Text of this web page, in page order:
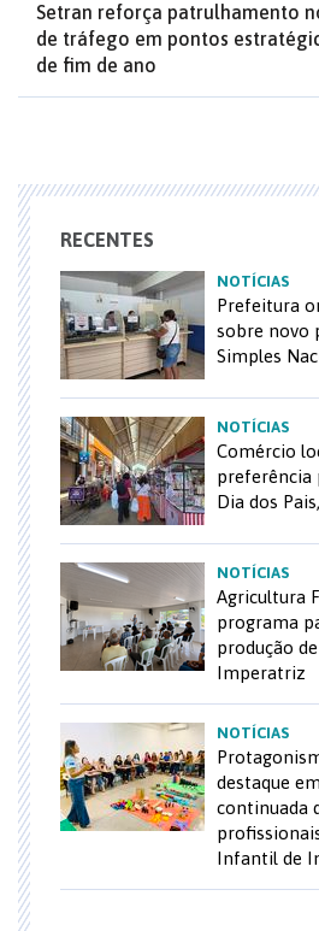
Setran reforça patrulhamento
de tráfego em pontos
de fim de ano
RECENTES
NOTÍCIAS
Prefeitura
sobre novo
Simples
NOTÍCIAS
Comércio
preferência
Dia dos
NOTÍCIAS
Agricultura
programa
produção
Imperatriz
NOTÍCIAS
destaque
continuada
Infantil de